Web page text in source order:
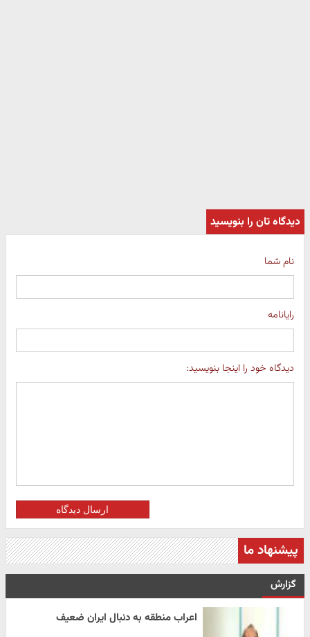
دیدگاه تان را بنویسید
نام شما
رایانامه
دیدگاه خود را اینجا بنویسید:
ارسال دیدگاه
پیشنهاد ما
گزارش
اعراب منطقه به دنبال ایران ضعیف